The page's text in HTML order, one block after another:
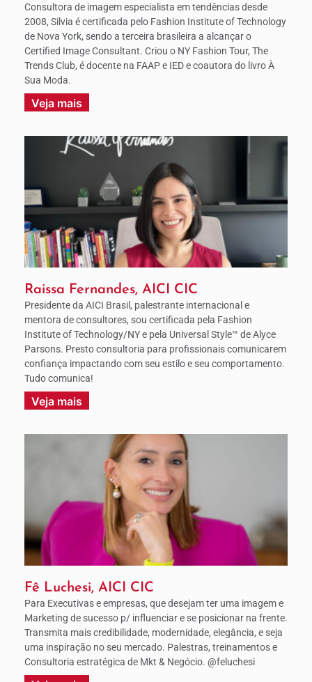
Consultora de imagem especialista em tendências desde
2008, Silvia é certificada pelo Fashion Institute of Technology
de Nova York, sendo a terceira brasileira a alcançar o
Certified Image Consultant. Criou o NY Fashion Tour, The
Trends Club, é docente na FAAP e IED e coautora do livro À
Sua Moda.
Veja mais
Raissa Fernandes, AICI CIC
Presidente da AICI Brasil, palestrante internacional e
mentora de consultores, sou certificada pela Fashion
Institute of Technology/NY e pela Universal Style™ de Alyce
Parsons. Presto consultoria para profissionais comunicarem
confiança impactando com seu estilo e seu comportamento.
Tudo comunica!
Veja mais
Fê Luchesi, AICI CIC
Para Executivas e empresas, que desejam ter uma imagem e
Marketing de sucesso p/ influenciar e se posicionar na frente.
Transmita mais credibilidade, modernidade, elegância, e seja
uma inspiração no seu mercado. Palestras, treinamentos e
Consultoria estratégica de Mkt & Negócio. @feluchesi